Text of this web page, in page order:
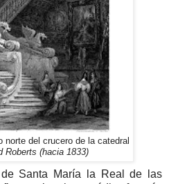
norte del crucero de la catedral
Roberts (hacia 1833)
Santa María la Real de las